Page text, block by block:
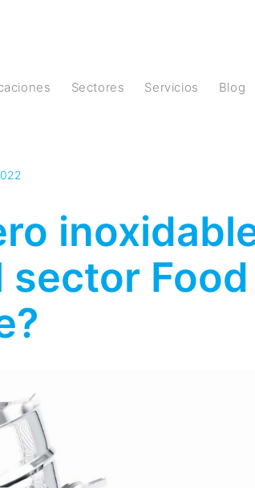
Sectores Servicios Blog
sector Food